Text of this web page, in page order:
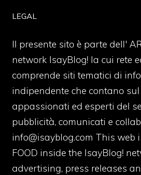
LEGAL
Il presente sito è parte dell'
network IsayBlog! la cui rete
comprende siti tematici di
indipendente che contano
appassionati ed esperti del
pubblicità, comunicati e
info@isayblog.com This web
FOOD inside the IsayBlog!
advertising, press releases